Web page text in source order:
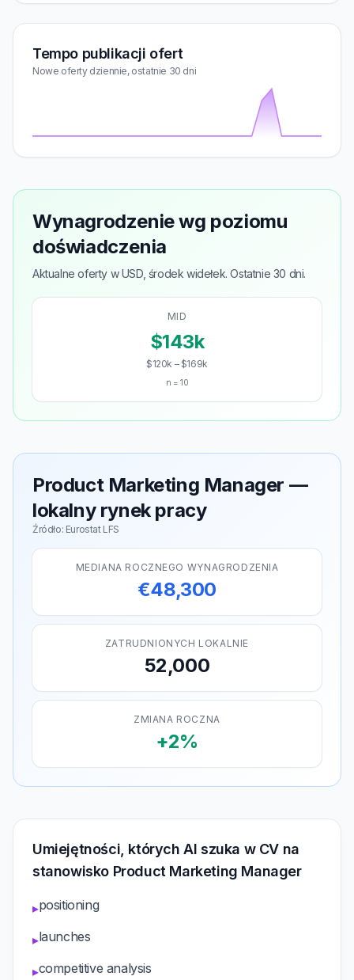
Tempo publikacji ofert
Nowe oferty dziennie, ostatnie 30 dni
Wynagrodzenie wg poziomu
doświadczenia
Aktualne oferty w USD, środek widełek. Ostatnie 30 dni.
MID
$143k
$120k – $169k
n = 10
Product Marketing Manager —
lokalny rynek pracy
Źródło: Eurostat LFS
MEDIANA ROCZNEGO WYNAGRODZENIA
€48,300
ZATRUDNIONYCH LOKALNIE
52,000
ZMIANA ROCZNA
+2%
Umiejętności, których AI szuka w CV na
stanowisko Product Marketing Manager
▸positioning
▸launches
▸competitive analysis